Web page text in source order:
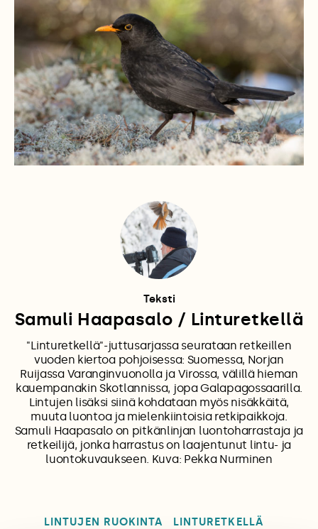
Teksti
Samuli Haapasalo / Linturetkellä
"Linturetkellä"-juttusarjassa seurataan retkeillen
vuoden kiertoa pohjoisessa: Suomessa, Norjan
Ruijassa Varanginvuonolla ja Virossa, välillä hieman
kauempanakin Skotlannissa, jopa Galapagossaarilla.
Lintujen lisäksi siinä kohdataan myös nisäkkäitä,
muuta luontoa ja mielenkiintoisia retkipaikkoja.
Samuli Haapasalo on pitkänlinjan luontoharrastaja ja
retkeilijä, jonka harrastus on laajentunut lintu- ja
luontokuvaukseen. Kuva: Pekka Nurminen
LINTUJEN RUOKINTA
LINTURETKELLÄ